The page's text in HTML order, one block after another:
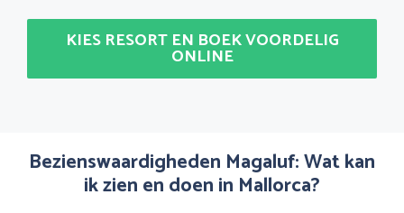
KIES RESORT EN BOEK VOORDELIG
ONLINE
Bezienswaardigheden Magaluf: Wat kan
ik zien en doen in Mallorca?